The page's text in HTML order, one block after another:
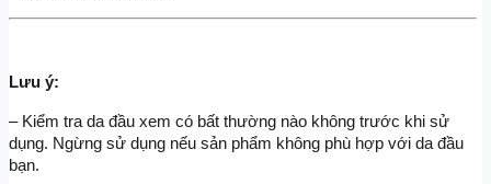
Lưu ý:
– Kiểm tra da đầu xem có bất thường nào không trước khi sử
dụng. Ngừng sử dụng nếu sản phẩm không phù hợp với da đầu
bạn.